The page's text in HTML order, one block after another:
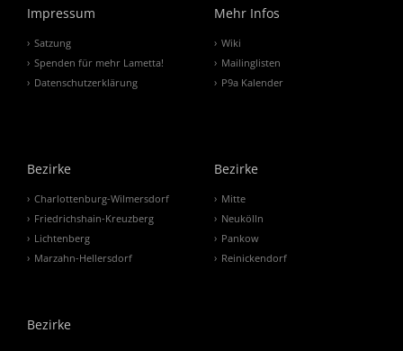
Impressum
Satzung
Spenden für mehr Lametta!
Datenschutzerklärung
Mehr Infos
Wiki
Mailinglisten
P9a Kalender
Bezirke
Charlottenburg-Wilmersdorf
Friedrichshain-Kreuzberg
Lichtenberg
Marzahn-Hellersdorf
Bezirke
Mitte
Neukölln
Pankow
Reinickendorf
Bezirke